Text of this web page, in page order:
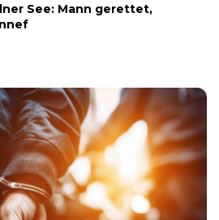
See: Mann gerettet,